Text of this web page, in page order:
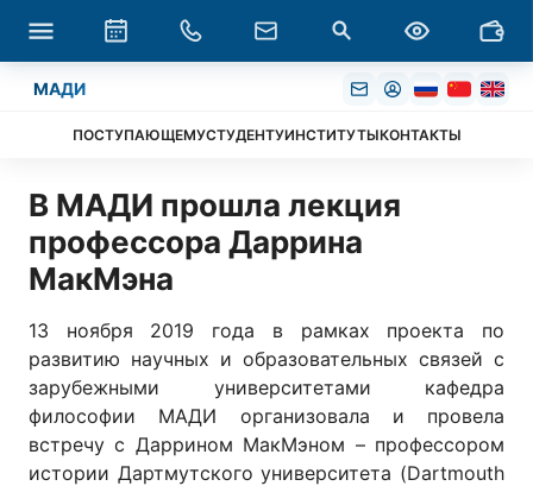
МАДИ
ПОСТУПАЮЩЕМУСТУДЕНТУИНСТИТУТЫКОНТАКТЫ
В МАДИ прошла лекция
профессора Даррина
МакМэна
13 ноября 2019 года в рамках проекта по
развитию научных и образовательных связей с
зарубежными университетами кафедра
философии МАДИ организовала и провела
встречу с Даррином МакМэном – профессором
истории Дартмутского университета (Dartmouth